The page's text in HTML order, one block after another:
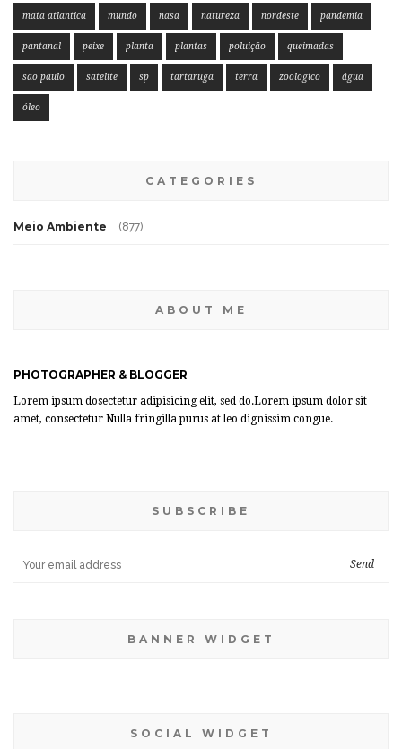
mata atlantica mundo nasa natureza nordeste pandemia
pantanal peixe planta plantas poluição queimadas
sao paulo satelite sp tartaruga terra zoologico água
óleo
CATEGORIES
Meio Ambiente (877)
ABOUT ME
PHOTOGRAPHER & BLOGGER
Lorem ipsum dosectetur adipisicing elit, sed do.Lorem ipsum dolor sit
amet, consectetur Nulla fringilla purus at leo dignissim congue.
SUBSCRIBE
BANNER WIDGET
SOCIAL WIDGET